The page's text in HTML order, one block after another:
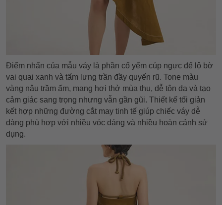
Điểm nhấn của mẫu váy là phần cổ yếm cúp ngực để lộ bờ
vai quai xanh và tấm lưng trần đầy quyến rũ. Tone màu
vàng nâu trầm ấm, mang hơi thở mùa thu, dễ tôn da và tạo
cảm giác sang trọng nhưng vẫn gần gũi. Thiết kế tối giản
kết hợp những đường cắt may tinh tế giúp chiếc váy dễ
dàng phù hợp với nhiều vóc dáng và nhiều hoàn cảnh sử
dụng.